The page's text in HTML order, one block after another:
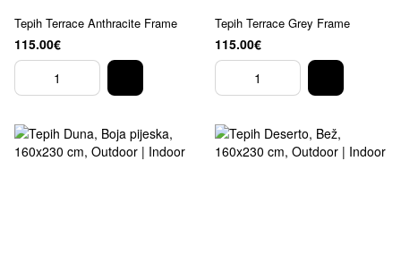
Tepih Terrace Anthracite Frame
115.00€
Tepih Terrace Grey Frame
115.00€